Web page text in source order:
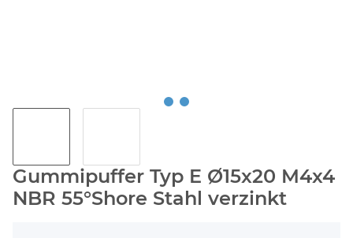
Gummipuffer Typ E Ø15x20 M4x4
NBR 55°Shore Stahl verzinkt